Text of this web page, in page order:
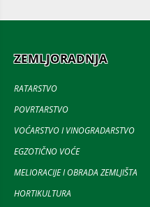
ZEMLJORADNJA
RATARSTVO
POVRTARSTVO
VOĆARSTVO I VINOGRADARSTVO
EGZOTIČNO VOĆE
MELIORACIJE I OBRADA ZEMLJIŠTA
HORTIKULTURA